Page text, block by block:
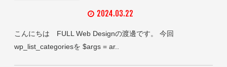
2024.03.22
こんにちは FULL Web Designの渡邊です。 今回
wp_list_categoriesを $args = ar..